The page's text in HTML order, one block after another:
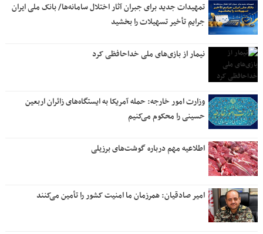
تمهیدات جدید برای جبران آثار اختلال سامانه‌ها/ بانک ملی ایران
جرایم تأخیر تسهیلات را بخشید
نیمار از بازی‌های ملی خداحافظی کرد
وزارت امور خارجه: حمله آمریکا به ایستگاه‌های زائران اربعین
حسینی را محکوم می‌کنیم
اطلاعیه مهم درباره گوشت‌های برزیلی
امیر صادقیان: همرزمان ما امنیت کشور را تأمین می‌کنند